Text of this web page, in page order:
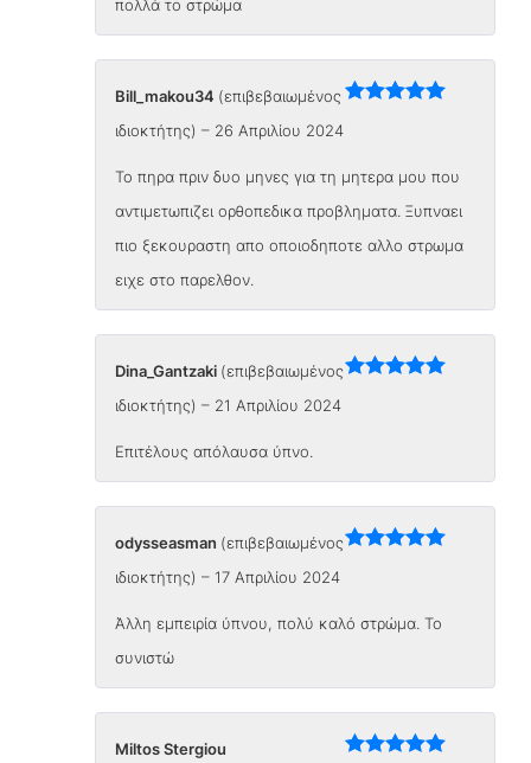
πολλά το στρώμα
Bill_makou34 (επιβεβαιωμένος
ιδιοκτήτης) – 26 Απριλίου 2024
Το πηρα πριν δυο μηνες για τη μητερα μου που
αντιμετωπιζει ορθοπεδικα προβληματα. Ξυπναει
πιο ξεκουραστη απο οποιοδηποτε αλλο στρωμα
ειχε στο παρελθον.
Dina_Gantzaki (επιβεβαιωμένος
ιδιοκτήτης) – 21 Απριλίου 2024
Επιτέλους απόλαυσα ύπνο.
odysseasman (επιβεβαιωμένος
ιδιοκτήτης) – 17 Απριλίου 2024
Άλλη εμπειρία ύπνου, πολύ καλό στρώμα. Το
συνιστώ
Miltos Stergiou